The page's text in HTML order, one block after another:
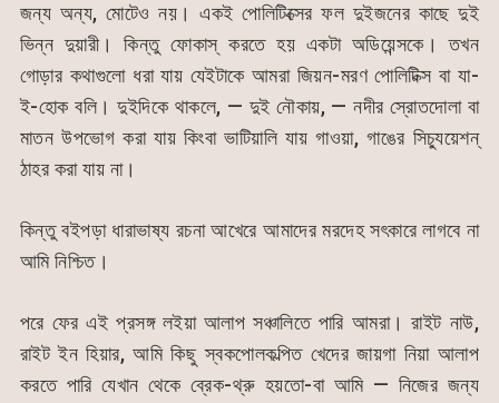
জন্য অন্য, মোটেও নয়। একই পোলিটিক্সের ফল দুইজনের কাছে দুই
ভিন্ন দুয়ারী। কিন্তু ফোকাস্ করতে হয় একটা অডিয়েন্সকে। তখন
গোড়ার কথাগুলো ধরা যায় যেইটাকে আমরা জিয়ন-মরণ পোলিটিক্স বা যা-
ই-হোক বলি। দুইদিকে থাকলে, — দুই নৌকায়, — নদীর স্রোতদোলা বা
মাতন উপভোগ করা যায় কিংবা ভাটিয়ালি যায় গাওয়া, গাঙের সিচ্যুয়েশন্
ঠাহর করা যায় না।
কিন্তু বইপড়া ধারাভাষ্য রচনা আখেরে আমাদের মরদেহ সৎকারে লাগবে না
আমি নিশ্চিত।
পরে ফের এই প্রসঙ্গ লইয়া আলাপ সঞ্চালিতে পারি আমরা। রাইট নাউ,
রাইট ইন হিয়ার, আমি কিছু স্বকপোলকল্পিত খেদের জায়গা নিয়া আলাপ
করতে পারি যেখান থেকে ব্রেক-থ্রু হয়তো-বা আমি — নিজের জন্য